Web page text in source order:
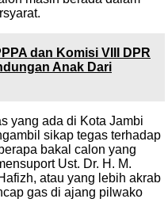
dan Komisi VIII DPR
Anak Dari
yang ada di Kota Jambi
sikap tegas terhadap
bakal calon yang
Ust. Dr. H. M.
atau yang lebih akrab
gas di ajang pilwako